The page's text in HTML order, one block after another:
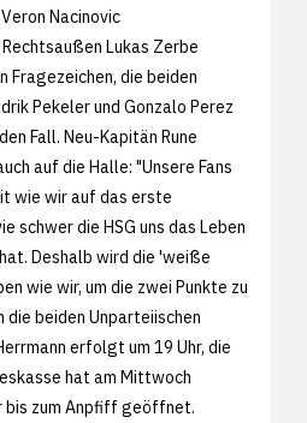
Nacinovic
Lukas Zerbe
Fragezeichen, die beiden
Pekeler und Gonzalo Perez
Fall. Neu-Kapitän Rune
auf die Halle: "Unsere Fans
wie wir auf das erste
schwer die HSG uns das Leben
Deshalb wird die 'weiße
wie wir, um die zwei Punkte zu
die beiden Unparteiischen
erfolgt um 19 Uhr, die
hat am Mittwoch
bis zum Anpfiff geöffnet.